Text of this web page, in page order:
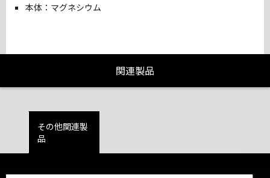
本体：マグネシウム
関連製品
その他関連製
品